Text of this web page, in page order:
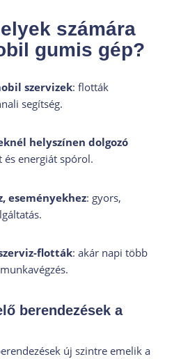
számára
gumis gép?
szervizek: flották
segítség.
helyszínen dolgozó
és energiát spórol.
eseményekhez: gyors,
flották: akár napi több
berendezések a
új szintre emelik a